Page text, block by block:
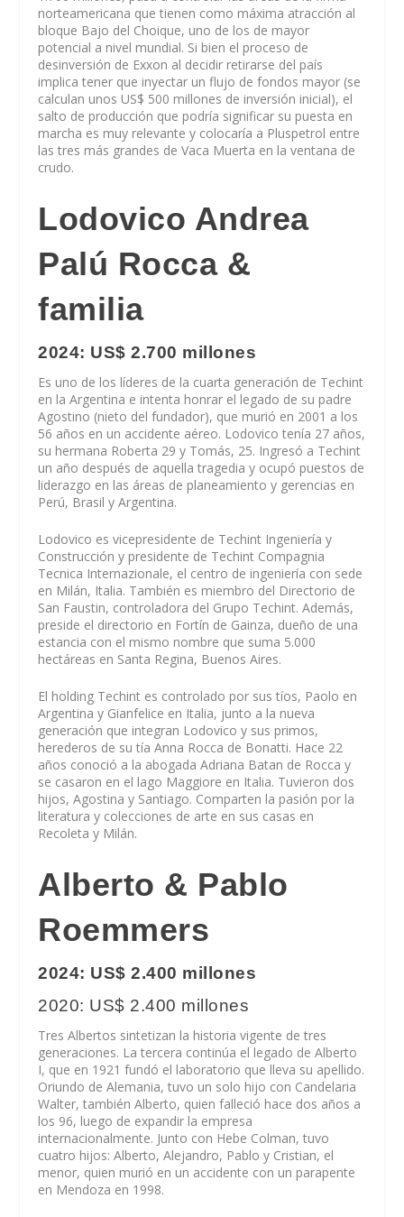
norteamericana que tienen como máxima atracción al
bloque Bajo del Choique, uno de los de mayor
potencial a nivel mundial. Si bien el proceso de
desinversión de Exxon al decidir retirarse del país
implica tener que inyectar un flujo de fondos mayor (se
calculan unos US$ 500 millones de inversión inicial), el
salto de producción que podría significar su puesta en
marcha es muy relevante y colocaría a Pluspetrol entre
las tres más grandes de Vaca Muerta en la ventana de
crudo.
Lodovico Andrea
Palú Rocca &
familia
2024: US$ 2.700 millones
Es uno de los líderes de la cuarta generación de Techint
en la Argentina e intenta honrar el legado de su padre
Agostino (nieto del fundador), que murió en 2001 a los
56 años en un accidente aéreo. Lodovico tenía 27 años,
su hermana Roberta 29 y Tomás, 25. Ingresó a Techint
un año después de aquella tragedia y ocupó puestos de
liderazgo en las áreas de planeamiento y gerencias en
Perú, Brasil y Argentina.
Lodovico es vicepresidente de Techint Ingeniería y
Construcción y presidente de Techint Compagnia
Tecnica Internazionale, el centro de ingeniería con sede
en Milán, Italia. También es miembro del Directorio de
San Faustin, controladora del Grupo Techint. Además,
preside el directorio en Fortín de Gainza, dueño de una
estancia con el mismo nombre que suma 5.000
hectáreas en Santa Regina, Buenos Aires.
El holding Techint es controlado por sus tíos, Paolo en
Argentina y Gianfelice en Italia, junto a la nueva
generación que integran Lodovico y sus primos,
herederos de su tía Anna Rocca de Bonatti. Hace 22
años conoció a la abogada Adriana Batan de Rocca y
se casaron en el lago Maggiore en Italia. Tuvieron dos
hijos, Agostina y Santiago. Comparten la pasión por la
literatura y colecciones de arte en sus casas en
Recoleta y Milán.
Alberto & Pablo
Roemmers
2024: US$ 2.400 millones
2020: US$ 2.400 millones
Tres Albertos sintetizan la historia vigente de tres
generaciones. La tercera continúa el legado de Alberto
I, que en 1921 fundó el laboratorio que lleva su apellido.
Oriundo de Alemania, tuvo un solo hijo con Candelaria
Walter, también Alberto, quien falleció hace dos años a
los 96, luego de expandir la empresa
internacionalmente. Junto con Hebe Colman, tuvo
cuatro hijos: Alberto, Alejandro, Pablo y Cristian, el
menor, quien murió en un accidente con un parapente
en Mendoza en 1998.